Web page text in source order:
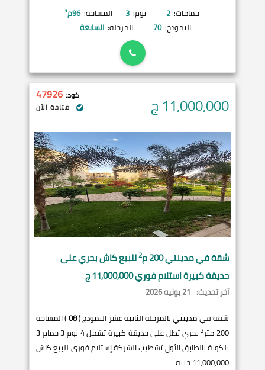
حمامات: 2 نوم: 3 المساحة: 96م²
النموذج: 70 المرحلة: السابعة
11,000,000ج كود: 47926
متاحة الآن
شقة فيمدينتي200 م 2للبيع كاش بحري على
حديقة كبيرة استلام فوري 11,000,000 ج
آخر تحديث: 21 يونيه 2026
شقة في مدينتي بالمرحلة الثانية عشر النموذج (08) المساحة
200 متر
2
بحري تطل على حديقة كبيرة تشمل 4 نوم 3 حمام 3
بلكونة بالطابق الأول تشطيب الشركة إستلام فوري للبيع كاش
11,000,000 جنيه